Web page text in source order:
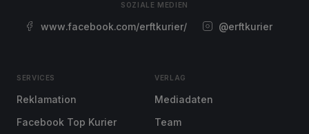
SOZIALE MEDIEN
www.facebook.com/erftkurier/ @erftkurier
SERVICES
Reklamation
Facebook Top Kurier
VERLAG
Mediadaten
Team